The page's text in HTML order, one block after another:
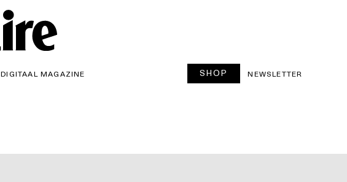
DIGITAAL MAGAZINE SHOP NEWSLETTER